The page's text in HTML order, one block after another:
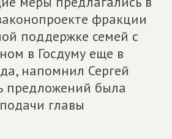
фракции
поддержке семей с
в Госдуму еще в
напомнил Сергей
предложений была
главы